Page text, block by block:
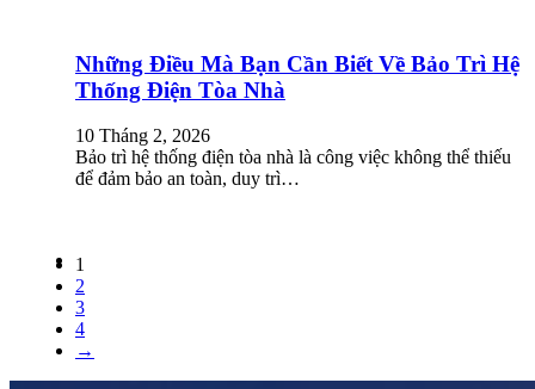
Những Điều Mà Bạn Cần Biết Về Bảo Trì Hệ
Thống Điện Tòa Nhà
10 Tháng 2, 2026
Bảo trì hệ thống điện tòa nhà là công việc không thể thiếu
để đảm bảo an toàn, duy trì…
1
2
3
4
→